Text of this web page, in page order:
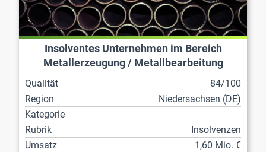
Insolventes Unternehmen im Bereich
Metallerzeugung / Metallbearbeitung
Qualität
84/100
Region
Niedersachsen (DE)
Kategorie
Rubrik
Insolvenzen
Umsatz
1,60 Mio. €